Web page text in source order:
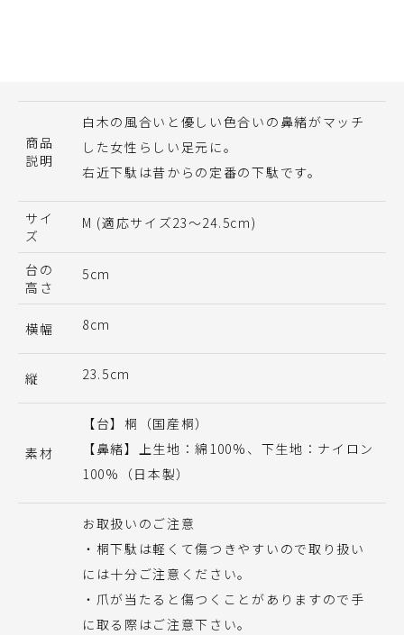
商品
説明
白木の風合いと優しい色合いの鼻緒がマッチ
した女性らしい足元に。
右近下駄は昔からの定番の下駄です。
サイ
ズ
M (適応サイズ23〜24.5cm)
台の
高さ
5cm
横幅 8cm
縦 23.5cm
素材
【台】桐（国産桐）
【鼻緒】上生地：綿100%、下生地：ナイロン
100%（日本製）
お取扱いのご注意
・桐下駄は軽くて傷つきやすいので取り扱い
には十分ご注意ください。
・爪が当たると傷つくことがありますので手
に取る際はご注意下さい。